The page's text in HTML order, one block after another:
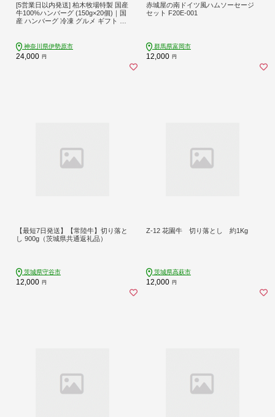
[5営業日以内発送] 柏木牧場特製 国産
牛100%ハンバーグ (150g×20個)｜国
産 ハンバーグ 冷凍 グルメ ギフト お
神奈川県伊勢原市
24,000 円
赤城屋の南ドイツ風ハムソーセージ
セット F20E-001
群馬県富岡市
12,000 円
【最短7日発送】【常陸牛】切り落と
し 900g（茨城県共通返礼品）
茨城県守谷市
12,000 円
Z-12 花園牛 切り落とし 約1Kg
茨城県高萩市
12,000 円